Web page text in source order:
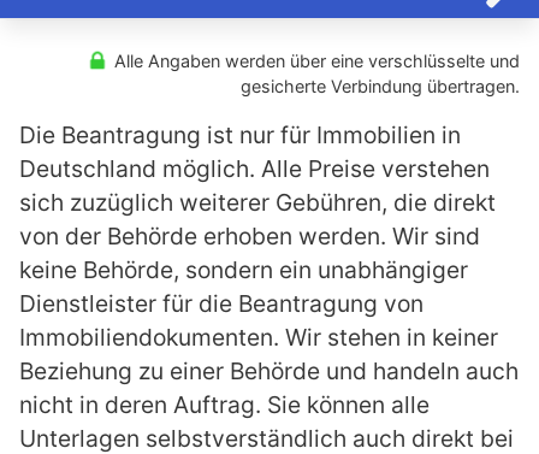
Alle Angaben werden über eine verschlüsselte und
gesicherte Verbindung übertragen.
Die Beantragung ist nur für Immobilien in
Deutschland möglich. Alle Preise verstehen
sich zuzüglich weiterer Gebühren, die direkt
von der Behörde erhoben werden. Wir sind
keine Behörde, sondern ein unabhängiger
Dienstleister für die Beantragung von
Immobiliendokumenten. Wir stehen in keiner
Beziehung zu einer Behörde und handeln auch
nicht in deren Auftrag. Sie können alle
Unterlagen selbstverständlich auch direkt bei